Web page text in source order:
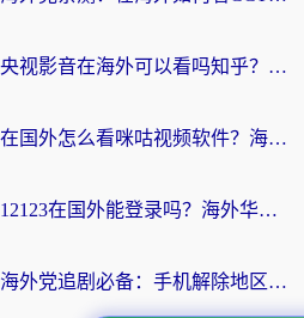
央视影音在海外可以看吗知乎？留学生亲测：3步解决地域限制+追剧自由
在国外怎么看咪咕视频软件？海外党亲测有效的回国加速方案
12123在国外能登录吗？海外华人必看的回国加速实用指南
海外党追剧必备：手机解除地区限制app怎么选？解决央视视频&国内剧地区限制全指南